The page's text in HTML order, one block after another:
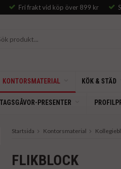
Fri frakt vid köp över 899 kr
KONTORSMATERIAL KÖK & STÄD
PRESENTER
Startsida Kontorsmaterial
FLIKBLOCK